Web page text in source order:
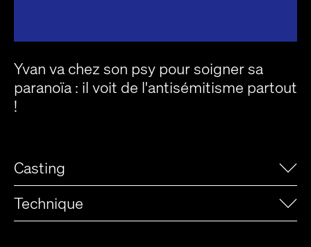
Yvan va chez son psy pour soigner sa
paranoïa : il voit de l'antisémitisme partout
!
Casting
Technique